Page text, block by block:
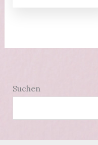
Suchen